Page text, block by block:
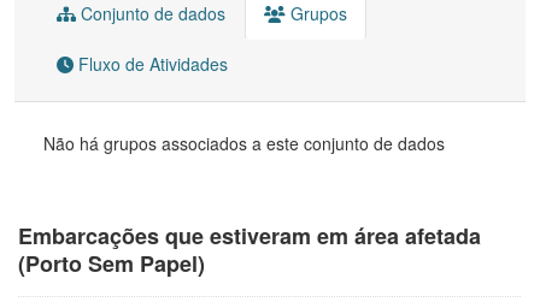
Embarcações que estiveram em área afetada
(Porto Sem Papel)
Conjunto de dados Grupos
Fluxo de Atividades
Não há grupos associados a este conjunto de dados